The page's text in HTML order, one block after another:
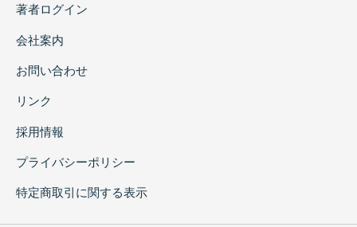
著者ログイン
会社案内
お問い合わせ
リンク
採用情報
プライバシーポリシー
特定商取引に関する表示